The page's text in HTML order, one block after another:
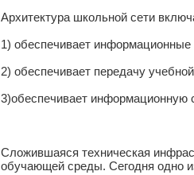
Архитектура школьной сети
1) обеспечивает
2) обеспечивает передачу
3)обеспечивает информационную
Сложившаяся техническая
обучающей среды. Сегодня одно